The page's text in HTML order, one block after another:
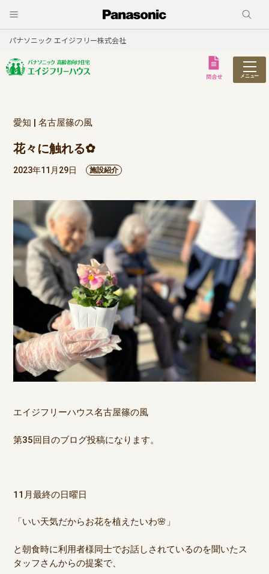
パナソニック エイジフリー株式会社
メニュー
愛知 | 名古屋篠の風
花々に触れる✿
2023年11月29日 施設紹介
エイジフリーハウス名古屋篠の風
第35回目のブログ投稿になります。
11月最終の日曜日
「いい天気だからお花を植えたいわ🌸」
と朝食時に利用者様同士でお話しされているのを聞いたス
タッフさんからの提案で、